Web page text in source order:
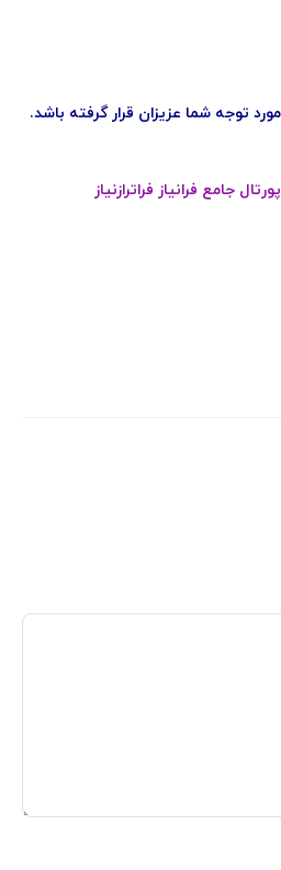
توجه شما عزیزان قرار گرفته باشد.
جامع فرانیاز فراترازنیاز